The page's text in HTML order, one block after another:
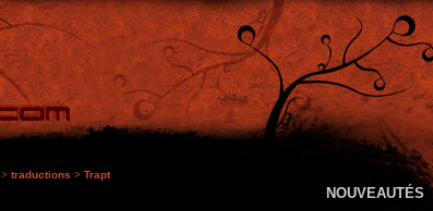
> traductions > Trapt
NOUVEAUTÉS